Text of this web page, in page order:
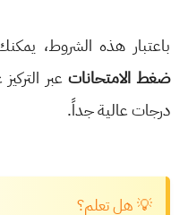
باعتبار هذه الشروط،
ضغط الامتحانات عبر
درجات عالية جداً.
💡 هل تعلم؟